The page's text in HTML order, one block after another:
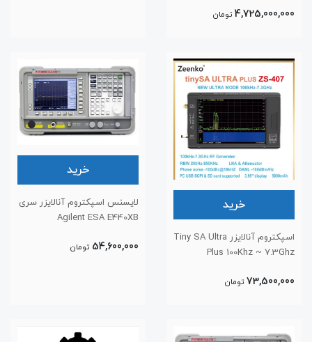
4,725,000,000 تومان
خرید
اسپکتروم آنالایزر Tiny SA Ultra
Plus 100Khz ~ 7.3Ghz
73,500,000 تومان
خرید
لایسنس اسپکتروم آنالایزر سری
Agilent ESA E440XB
54,600,000 تومان